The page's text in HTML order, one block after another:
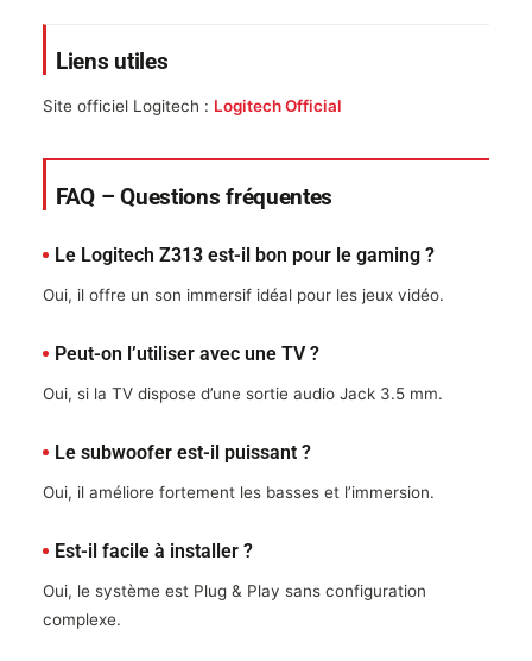
Liens utiles
Site officiel Logitech : Logitech Official
FAQ – Questions fréquentes
Le Logitech Z313 est-il bon pour le gaming ?
Oui, il offre un son immersif idéal pour les jeux vidéo.
Peut-on l’utiliser avec une TV ?
Oui, si la TV dispose d’une sortie audio Jack 3.5 mm.
Le subwoofer est-il puissant ?
Oui, il améliore fortement les basses et l’immersion.
Est-il facile à installer ?
Oui, le système est Plug & Play sans configuration
complexe.